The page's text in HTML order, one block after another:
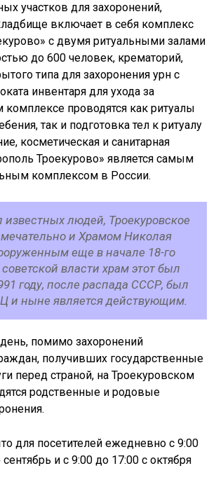
участков для захоронений,
включает в себя комплекс
с двумя ритуальными залами
до 600 человек, крематорий,
типа для захоронения урн с
инвентаря для ухода за
комплексе проводятся как ритуалы
так и подготовка тел к ритуалу
косметическая и санитарная
Троекурово» является самым
комплексом в России.
людей, Троекуровское
и Храмом Николая
еще в начале 18-го
власти храм этот был
году, после распада СССР, был
и ныне является действующим.
помимо захоронений
получивших государственные
перед страной, на Троекуровском
родственные и родовые
для посетителей ежедневно с 9:00
и с 9:00 до 17:00 с октября